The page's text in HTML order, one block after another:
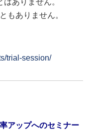
ありません。
もありません。
trial-session/
アップへのセミナー